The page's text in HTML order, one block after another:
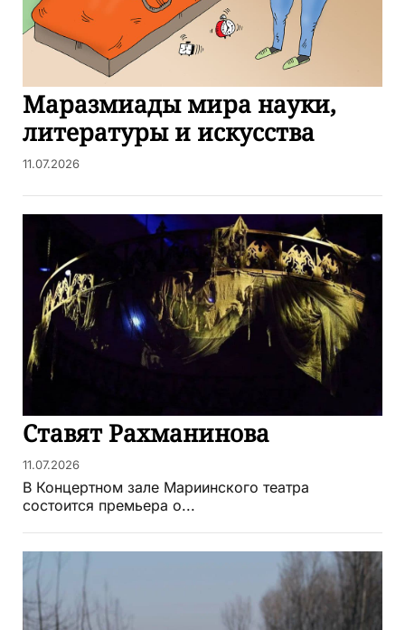
Маразмиады мира науки,
литературы и искусства
11.07.2026
Ставят Рахманинова
11.07.2026
В Концертном зале Мариинского театра
состоится премьера о...